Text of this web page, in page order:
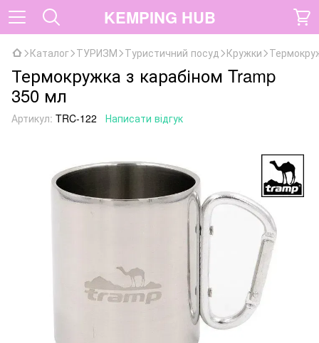
KEMPING HUB
Каталог ТУРИЗМ Туристичний посуд Кружки
Термокружка з карабіном Tramp
350 мл
Артикул: TRC-122 Написати відгук